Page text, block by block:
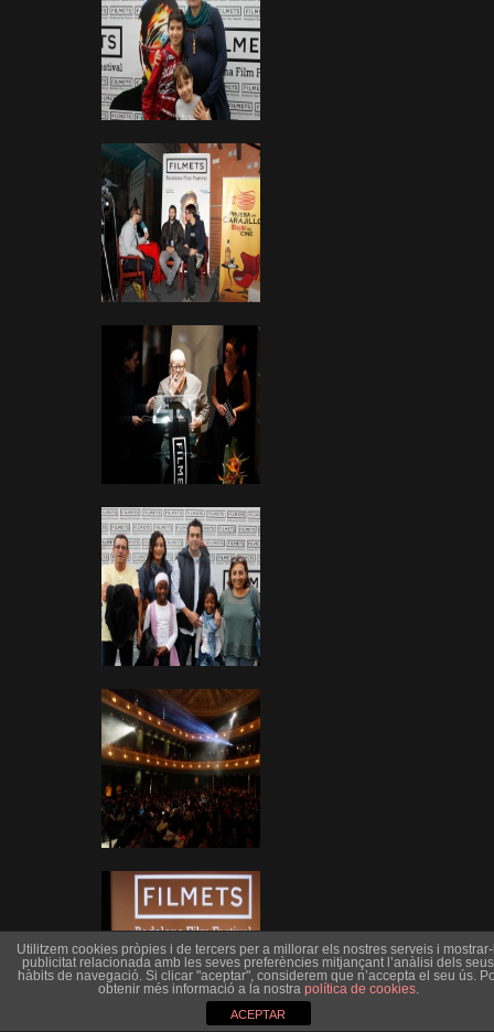
Utilitzem cookies pròpies i de tercers per a millorar els nostres serveis i
publicitat relacionada amb les seves preferències mitjançant l’anàlisi dels seus
hàbits de navegació. Si clicar "aceptar", considerem que n’accepta el seu ús.
obtenir més informació a la nostra política de cookies.
ACEPTAR